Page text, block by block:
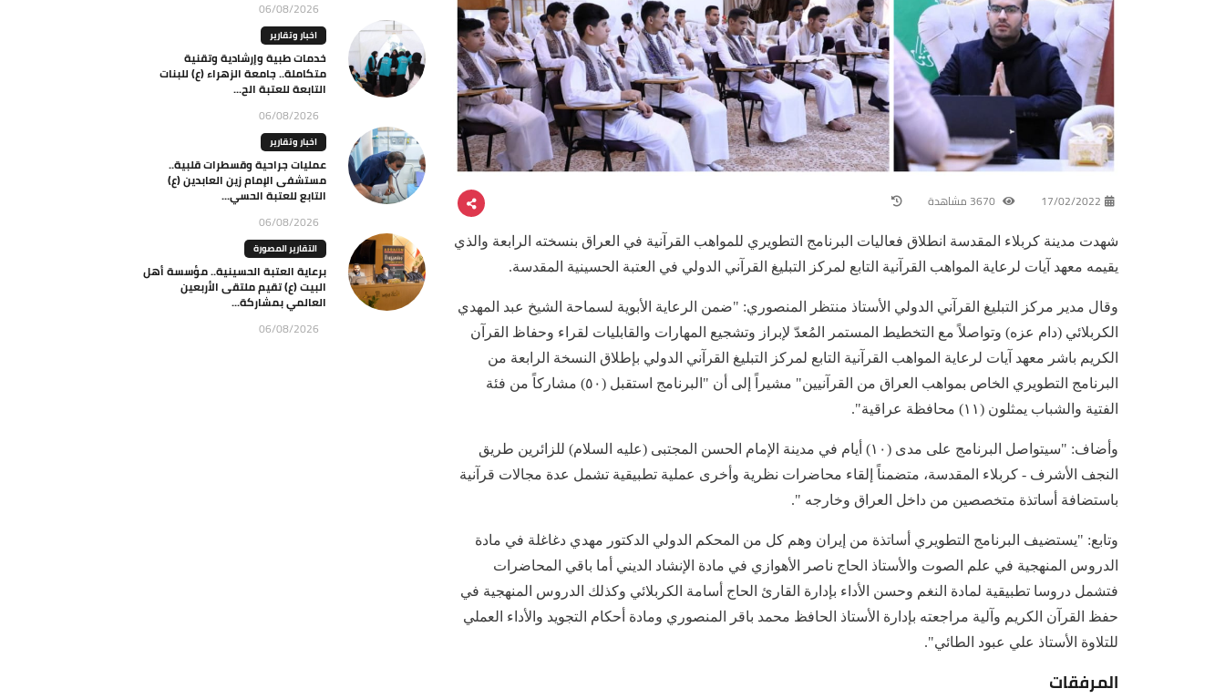
17/02/2022
شهدت مدينة كربلاء المقدسة انطلاق فعاليات البرنامج التطويري للمواهب القرآنية في العراق بنسخته الرابعة والذي
يقيمه معهد آيات لرعاية المواهب القرآنية التابع لمركز التبليغ القرآني الدولي في العتبة الحسينية المقدسة.
وقال مدير مركز التبليغ القرآني الدولي الأستاذ منتظر المنصوري: "ضمن الرعاية الأبوية لسماحة الشيخ عبد المهدي
الكربلائي (دام عزه) وتواصلاً مع التخطيط المستمر المُعدّ لإبراز وتشجيع المهارات والقابليات لقراء وحفاظ القرآن
الكريم باشر معهد آيات لرعاية المواهب القرآنية التابع لمركز التبليغ القرآني الدولي بإطلاق النسخة الرابعة من
البرنامج التطويري الخاص بمواهب العراق من القرآنيين" مشيراً إلى أن "البرنامج استقبل (٥٠) مشاركاً من فئة
الفتية والشباب يمثلون (١١) محافظة عراقية".
وأضاف: "سيتواصل البرنامج على مدى (١٠) أيام في مدينة الإمام الحسن المجتبى (عليه السلام) للزائرين طريق
النجف الأشرف - كربلاء المقدسة، متضمناً إلقاء محاضرات نظرية وأخرى عملية تطبيقية تشمل عدة مجالات قرآنية
باستضافة أساتذة متخصصين من داخل العراق وخارجه ".
وتابع: "يستضيف البرنامج التطويري أساتذة من إيران وهم كل من المحكم الدولي الدكتور مهدي دغاغلة في مادة
الدروس المنهجية في علم الصوت والأستاذ الحاج ناصر الأهوازي في مادة الإنشاد الديني أما باقي المحاضرات
فتشمل دروسا تطبيقية لمادة النغم وحسن الأداء بإدارة القارئ الحاج أسامة الكربلائي وكذلك الدروس المنهجية في
حفظ القرآن الكريم وآلية مراجعته بإدارة الأستاذ الحافظ محمد باقر المنصوري ومادة أحكام التجويد والأداء العملي
للتلاوة الأستاذ علي عبود الطائي".
المرفقات
06/08/2026
اخبار وتقارير
خدمات طبية وإرشادية وتقنية
متكاملة.. جامعة الزهراء (ع) للبنات
التابعة للعتبة الح...
06/08/2026
اخبار وتقارير
عمليات جراحية وقسطرات قلبية..
مستشفى الإمام زين العابدين (ع)
التابع للعتبة الحسي...
06/08/2026
التقارير المصورة
برعاية العتبة الحسينية.. مؤسسة أهل
البيت (ع) تقيم ملتقى الأربعين
العالمي بمشاركة...
06/08/2026